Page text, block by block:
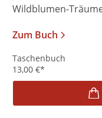
Wildblumen-
Zum Buch
Taschenbuch
13,00 €*